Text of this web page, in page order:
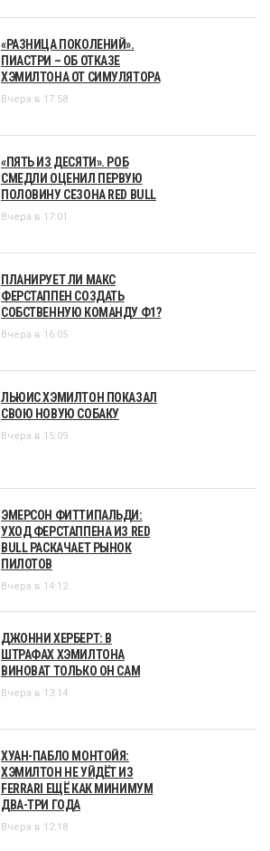
«РАЗНИЦА ПОКОЛЕНИЙ».
ПИАСТРИ – ОБ ОТКАЗЕ
ХЭМИЛТОНА ОТ СИМУЛЯТОРА
Вчера в 17:58
«ПЯТЬ ИЗ ДЕСЯТИ». РОБ
СМЕДЛИ ОЦЕНИЛ ПЕРВУЮ
ПОЛОВИНУ СЕЗОНА RED BULL
Вчера в 17:01
ПЛАНИРУЕТ ЛИ МАКС
ФЕРСТАППЕН СОЗДАТЬ
СОБСТВЕННУЮ КОМАНДУ Ф1?
Вчера в 16:05
ЛЬЮИС ХЭМИЛТОН ПОКАЗАЛ
СВОЮ НОВУЮ СОБАКУ
Вчера в 15:09
ЭМЕРСОН ФИТТИПАЛЬДИ:
УХОД ФЕРСТАППЕНА ИЗ RED
BULL РАСКАЧАЕТ РЫНОК
ПИЛОТОВ
Вчера в 14:12
ДЖОННИ ХЕРБЕРТ: В
ШТРАФАХ ХЭМИЛТОНА
ВИНОВАТ ТОЛЬКО ОН САМ
Вчера в 13:14
ХУАН-ПАБЛО МОНТОЙЯ:
ХЭМИЛТОН НЕ УЙДЁТ ИЗ
FERRARI ЕЩЁ КАК МИНИМУМ
ДВА-ТРИ ГОДА
Вчера в 12:18